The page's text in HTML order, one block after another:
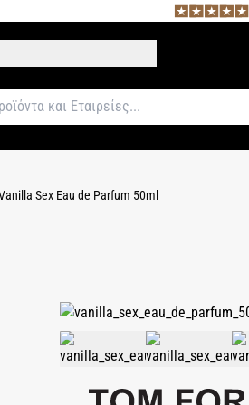
Sex Eau de Parfum 50ml